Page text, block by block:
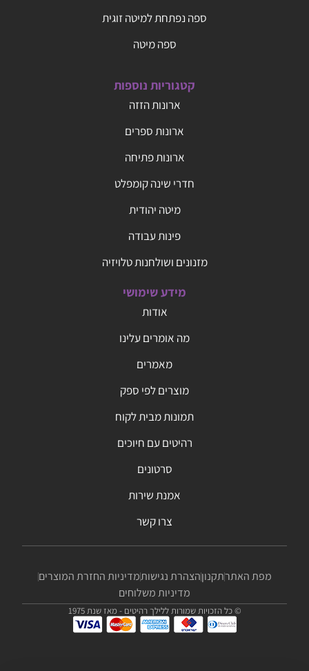
ספה נפתחת למיטה זוגית
ספה מיטה
קטגוריות נוספות
ארונות הזזה
ארונות ספרים
ארונות פתיחה
חדרי שינה קומפלט
מיטה יהודית
פינות עבודה
מזנונים ושולחנות טלויזיה
מידע שימושי
אודות
מה אומרים עלינו
מאמרים
מוצרים לפי ספק
תמונות מבית לקוח
רהיטים עם חיוכים
סרטונים
אמנת שירות
צרו קשר
מפת האתרתקנוןהצהרת נגישותמדיניות החזרת המוצרים
מדיניות משלוחים
© כל הזכויות שמורות ללילך רהיטים - מאז שנת 1975